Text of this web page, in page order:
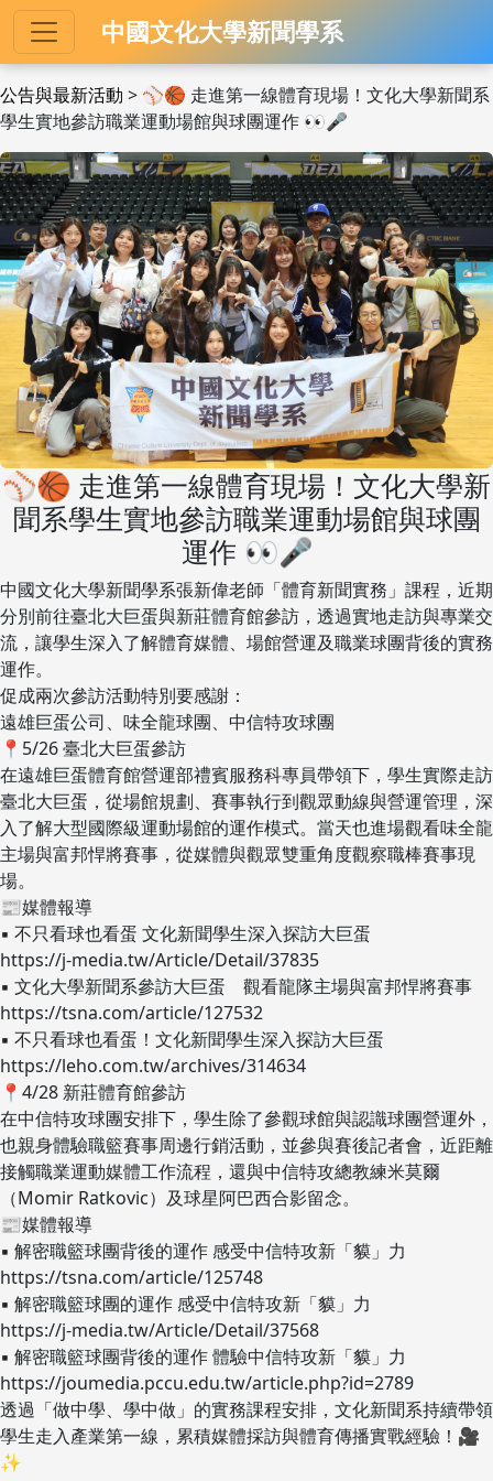
中國文化大學新聞學系
公告與最新活動 > ⚾🏀 走進第一線體育現場！文化大學新聞系
學生實地參訪職業運動場館與球團運作 👀🎤
⚾🏀 走進第一線體育現場！文化大學新
聞系學生實地參訪職業運動場館與球團
運作 👀🎤
中國文化大學新聞學系張新偉老師「體育新聞實務」課程，近期
分別前往臺北大巨蛋與新莊體育館參訪，透過實地走訪與專業交
流，讓學生深入了解體育媒體、場館營運及職業球團背後的實務
運作。
促成兩次參訪活動特別要感謝：
遠雄巨蛋公司、味全龍球團、中信特攻球團
📍5/26 臺北大巨蛋參訪
在遠雄巨蛋體育館營運部禮賓服務科專員帶領下，學生實際走訪
臺北大巨蛋，從場館規劃、賽事執行到觀眾動線與營運管理，深
入了解大型國際級運動場館的運作模式。當天也進場觀看味全龍
主場與富邦悍將賽事，從媒體與觀眾雙重角度觀察職棒賽事現
場。
📰媒體報導
▪ 不只看球也看蛋 文化新聞學生深入探訪大巨蛋
https://j-media.tw/Article/Detail/37835
▪ 文化大學新聞系參訪大巨蛋 觀看龍隊主場與富邦悍將賽事
https://tsna.com/article/127532
▪ 不只看球也看蛋！文化新聞學生深入探訪大巨蛋
https://leho.com.tw/archives/314634
📍4/28 新莊體育館參訪
在中信特攻球團安排下，學生除了參觀球館與認識球團營運外，
也親身體驗職籃賽事周邊行銷活動，並參與賽後記者會，近距離
接觸職業運動媒體工作流程，還與中信特攻總教練米莫爾
（Momir Ratkovic）及球星阿巴西合影留念。
📰媒體報導
▪ 解密職籃球團背後的運作 感受中信特攻新「貘」力
https://tsna.com/article/125748
▪ 解密職籃球團的運作 感受中信特攻新「貘」力
https://j-media.tw/Article/Detail/37568
▪ 解密職籃球團背後的運作 體驗中信特攻新「貘」力
https://joumedia.pccu.edu.tw/article.php?id=2789
透過「做中學、學中做」的實務課程安排，文化新聞系持續帶領
學生走入產業第一線，累積媒體採訪與體育傳播實戰經驗！🎥
✨